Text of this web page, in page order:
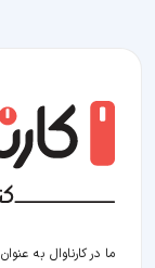
ما در کارناوال به